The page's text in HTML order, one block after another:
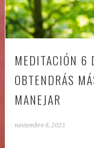
MEDITACIÓN 6
OBTENDRÁS
MANEJAR
noviembre 6, 2025